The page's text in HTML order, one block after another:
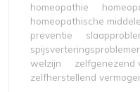
homeopathie
homeopathische
preventie
welzijn
zelfgenezend
zelfherstellend